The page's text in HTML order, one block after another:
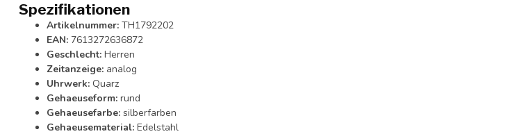
Spezifikationen
Artikelnummer: TH1792202
EAN: 7613272636872
Geschlecht: Herren
Zeitanzeige: analog
Uhrwerk: Quarz
Gehaeuseform: rund
Gehaeusefarbe: silberfarben
Gehaeusematerial: Edelstahl